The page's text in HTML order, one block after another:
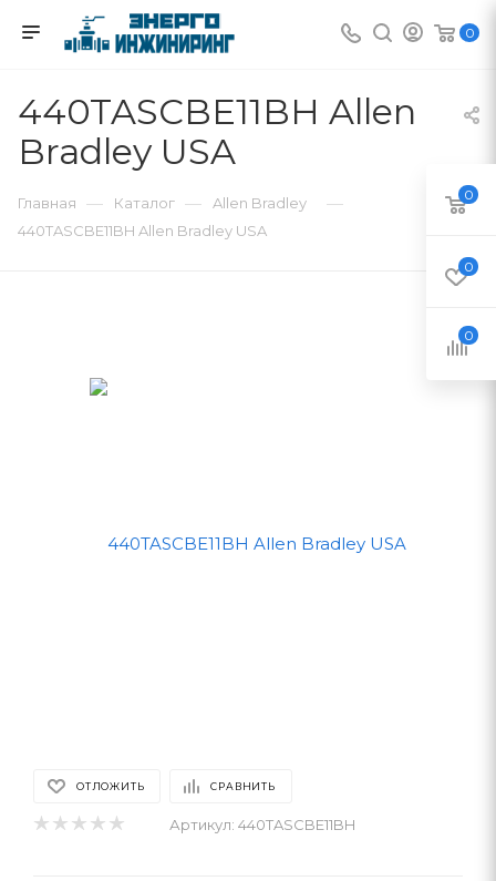
0
440TASCBE11BH Allen
Bradley USA
Главная — Каталог — Allen Bradley —
440TASCBE11BH Allen Bradley USA
ОТЛОЖИТЬ СРАВНИТЬ
Артикул: 440TASCBE11BH
0
0
0